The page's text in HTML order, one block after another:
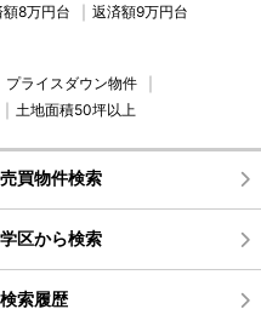
額8万円台 返済額9万円台
プライスダウン物件
土地面積50坪以上
売買物件検索
学区から検索
検索履歴